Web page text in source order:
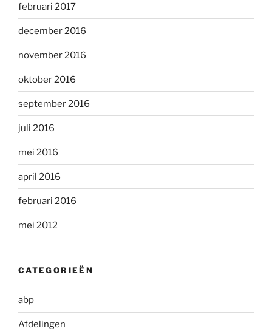
februari 2017
december 2016
november 2016
oktober 2016
september 2016
juli 2016
mei 2016
april 2016
februari 2016
mei 2012
CATEGORIEËN
abp
Afdelingen